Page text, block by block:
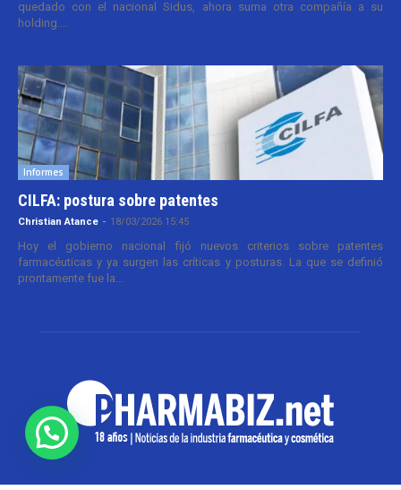
quedado con el nacional Sidus, ahora suma otra compañía a su
holding....
Informes
CILFA: postura sobre patentes
Christian Atance - 18/03/2026 15:45
Hoy el gobierno nacional fijó nuevos criterios sobre patentes
farmacéuticas y ya surgen las críticas y posturas. La que se definió
prontamente fue la...